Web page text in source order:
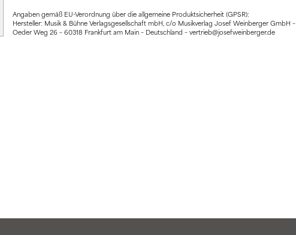
Angaben gemäß EU-Verordnung über die allgemeine Produktsicherheit (GPSR):
Hersteller: Musik & Bühne Verlagsgesellschaft mbH, c/o Musikverlag Josef Weinberger GmbH –
Oeder Weg 26 – 60318 Frankfurt am Main – Deutschland – vertrieb@josefweinberger.de